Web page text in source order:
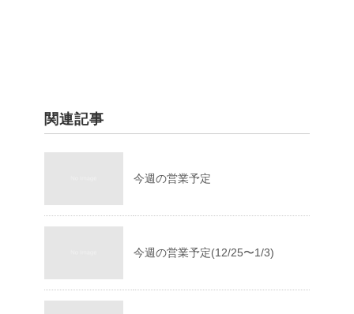
関連記事
今週の営業予定
今週の営業予定(12/25〜1/3)